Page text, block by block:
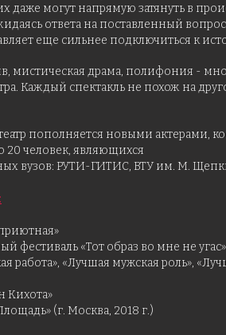
даже могут напрямую затянуть в
ответа на поставленный
еще сильнее подключиться к
мистическая драма, полифония -
Каждый спектакль не похож на
пополняется новыми актерами,
20 человек, являющихся
вузов: РУТИ-ГИТИС, ВТУ им. М.
«Тот образ во мне не угас»
работа», «Лучшая мужская роль»,
Кихота»
(г. Москва, 2018 г.)